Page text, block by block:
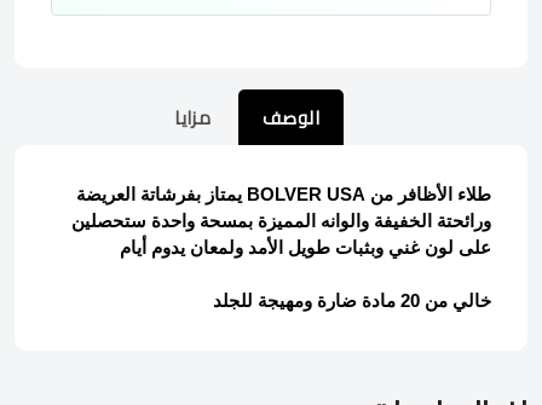
الوصف مزايا
طلاء الأظافر من BOLVER USA يمتاز بفرشاتة العريضة
ورائحتة الخفيفة والوانه المميزة بمسحة واحدة ستحصلين
على لون غني وبثبات طويل الأمد ولمعان يدوم أيام
خالي من 20 مادة ضارة ومهيجة للجلد